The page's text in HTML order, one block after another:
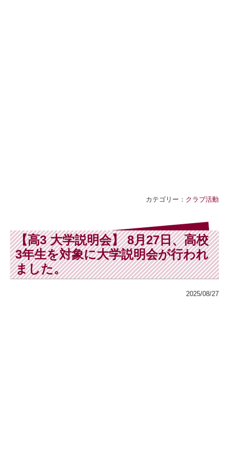
カテゴリー： クラブ活動
【高3 大学説明会】 8月27日、高校
3年生を対象に大学説明会が行われ
ました。
2025/08/27